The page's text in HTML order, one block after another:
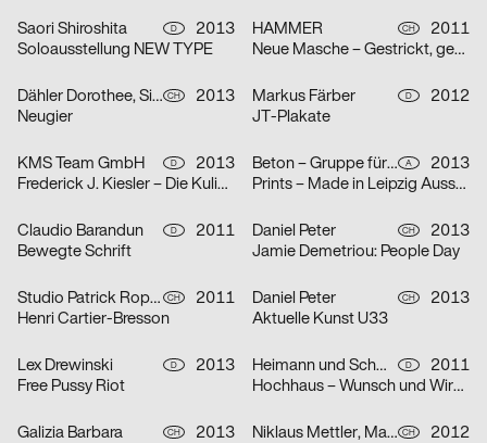
Saori Shiroshita D
2013
Soloausstellung NEW TYPE
HAMMER CH
2011
Neue Masche – Gestrickt, gestickt und anders
Dähler Dorothee, Sina Egger CH
2013
Neugier
Markus Färber D
2012
JT-Plakate
KMS Team GmbH D
2013
Frederick J. Kiesler – Die Kulisse explodiert
Beton – Gruppe für Gestaltung A
2013
Prints – Made in Leipzig Ausstellungsplakat
Claudio Barandun D
2011
Bewegte Schrift
Daniel Peter CH
2013
Jamie Demetriou: People Day
Studio Patrick Roppel CH
2011
Henri Cartier-Bresson
Daniel Peter CH
2013
Aktuelle Kunst U33
Lex Drewinski D
2013
Free Pussy Riot
Heimann und Schwantes D
2011
Hochhaus – Wunsch und Wirklichkeit
Galizia Barbara CH
2013
Niklaus Mettler, Maria Trenkel CH
2012